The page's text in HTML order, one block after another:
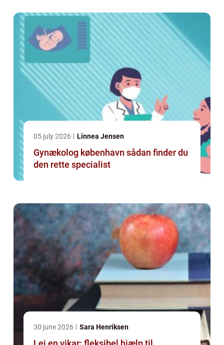
05 july 2026 Linnea Jensen
Gynækolog københavn sådan finder du
den rette specialist
30 june 2026 Sara Henriksen